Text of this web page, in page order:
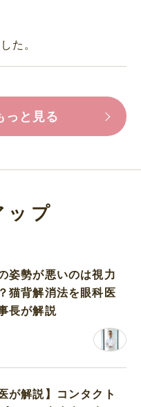
た。
っと見る
ップ
姿勢が悪いのは視力
猫背解消法を眼科医
長が解説
が解説】コンタクト